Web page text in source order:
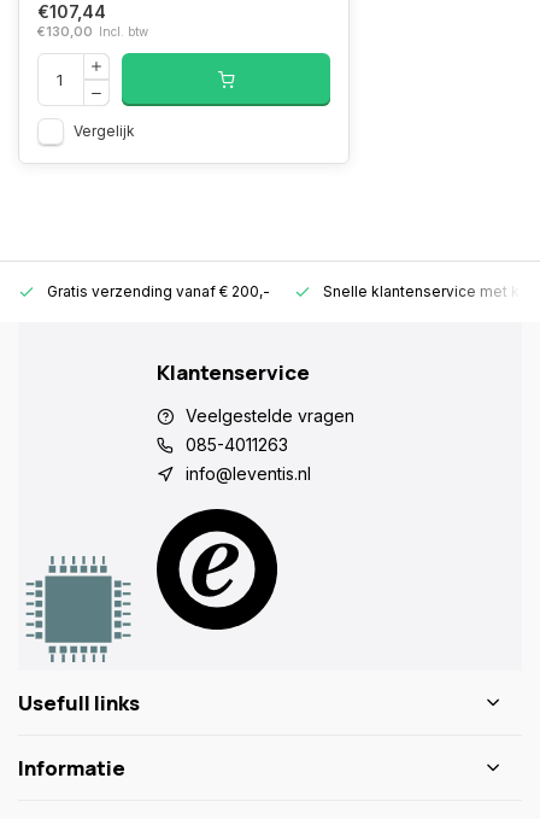
€107,44
€130,00 Incl. btw
Vergelijk
Gratis verzending vanaf € 200,- Snelle klantenservice met
Klantenservice
Veelgestelde vragen
085-4011263
info@leventis.nl
Usefull links
Informatie